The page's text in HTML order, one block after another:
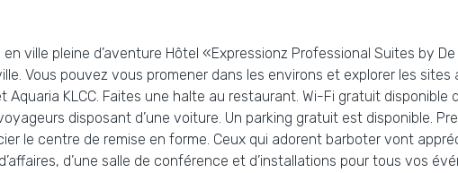
ville pleine d’aventure Hôtel «Expressionz Professional Suites by
Vous pouvez vous promener dans les environs et explorer les sites
KLCC. Faites une halte au restaurant. Wi-Fi gratuit disponible
disposant d’une voiture. Un parking gratuit est disponible.
le centre de remise en forme. Ceux qui adorent barboter vont
d’une salle de conférence et d’installations pour tous vos